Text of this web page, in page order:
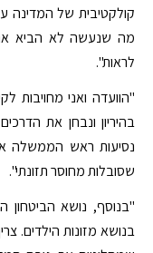
קולקטיבית של המדינה
מה שנעשה לא הביא את
לראות".
"הוועדה ואני מחויבות
נסיעות ראש הממשלה
שסובלות מחוסר תזונתי".
"בנוסף, נושא
בנושא מזונות הילדים.